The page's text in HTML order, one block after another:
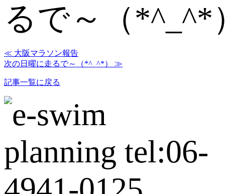
るで～（*^_^*
≪ 大阪マラソン報告
次の日曜に走るで～（*^_^*） ≫
記事一覧に戻る